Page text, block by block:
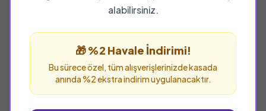
alabilirsiniz.
🎁 %2 Havale İndirimi!
Bu sürece özel, tüm alışverişlerinizde kasada
anında %2 ekstra indirim uygulanacaktır.